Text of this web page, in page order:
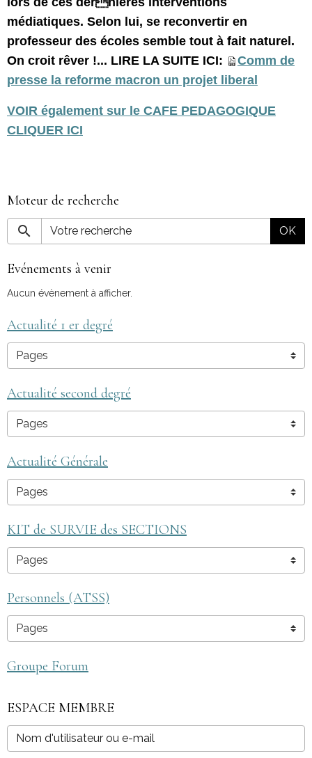
médiatiques. Selon lui, se reconvertir en
professeur des écoles semble tout à fait naturel.
On croit rêver !... LIRE LA SUITE ICI:
Comm de
presse la reforme macron un projet liberal
VOIR également sur le CAFE PEDAGOGIQUE
CLIQUER ICI
Moteur de recherche
OK
Evénements à venir
Aucun évènement à afficher.
Actualité 1 er degré
Actualité second degré
Actualité Générale
KIT de SURVIE des SECTIONS
Personnels (ATSS)
Groupe Forum
ESPACE MEMBRE